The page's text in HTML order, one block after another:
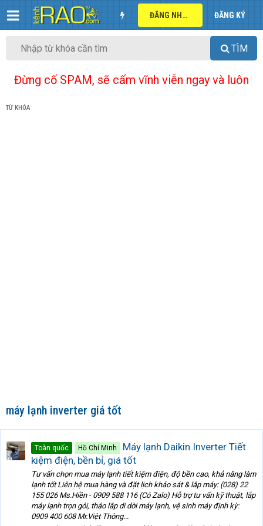
ĐĂNG NHẬP ĐĂNG KÝ
TÌM
Đừng cố SPAM, sẽ cấm vĩnh viễn ngay và luôn
TỪ KHÓA
máy lạnh inverter giá tốt
Toàn quốc Hồ Chí Minh
Máy lạnh Daikin Inverter Tiết
kiệm điện, bền bỉ, giá tốt
Tư vấn chọn mua máy lạnh tiết kiệm điện, độ bền cao, khả năng làm
lạnh tốt Liên hệ mua hàng và đặt lịch khảo sát & lắp máy: (028) 22
155 026 Ms.Hiền - 0909 588 116 (Có Zalo) Hỗ trợ tư vấn kỹ thuật, lắp
máy lạnh trọn gói, tháo lắp di dời máy lạnh, vệ sinh máy định kỳ:
0909 400 608 Mr.Việt Thông...